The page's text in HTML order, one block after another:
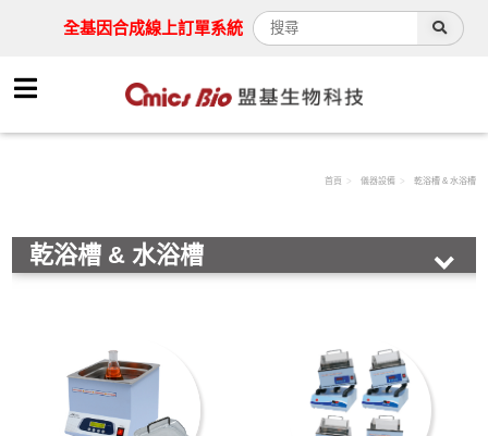
全基因合成線上訂單系統
首頁 儀器設備 乾浴槽 & 水浴槽
乾浴槽 & 水浴槽
動物實驗用器械
活細胞組織酶解儀